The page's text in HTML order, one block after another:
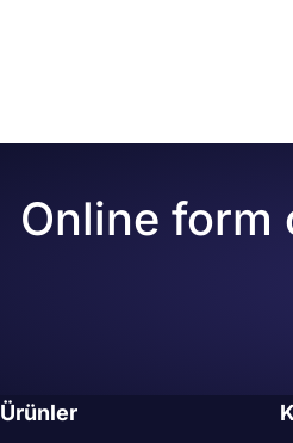
Online form
Ürünler